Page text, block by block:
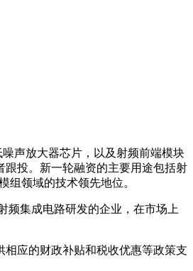
声放大器芯片，以及射频前端模块
投。新一轮融资的主要用途包括射
组领域的技术领先地位。
集成电路研发的企业，在市场上
应的财政补贴和税收优惠等政策支